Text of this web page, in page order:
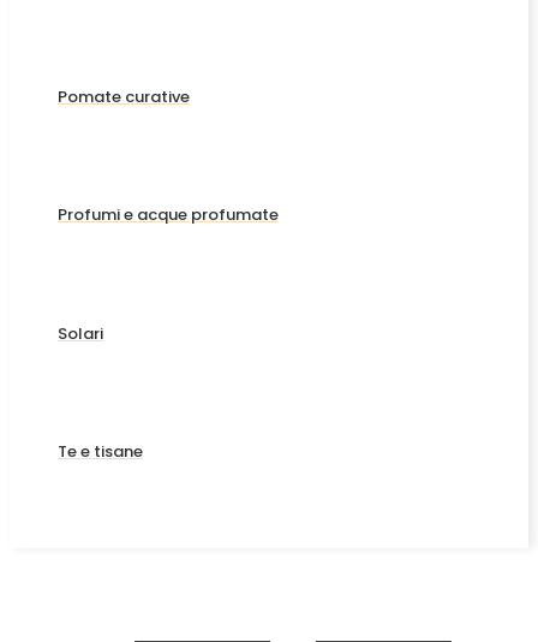
Pomate curative
Profumi e acque profumate
Solari
Te e tisane